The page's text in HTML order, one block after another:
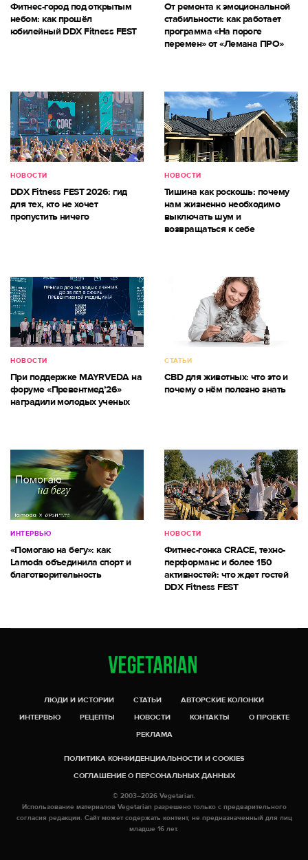
Фитнес-город под открытым
небом: как прошёл
юбилейный DDX Fitness FEST
От ремонта к эмоциональной
стабильности: как работает
программа «На пороге
перемен» от «Лемана ПРО»
НОВОСТИ
DDX Fitness FEST 2026: гид
для тех, кто не хочет
пропустить ничего
НОВОСТИ
Тишина как роскошь: почему
нам жизненно необходимо
выключать шум и
возвращаться к себе
НОВОСТИ
При поддержке MAYRVEDA на
форуме «Превентмед’26»
наградили молодых ученых
СТАТЬИ
CBD для животных: что это и
почему о нём полезно знать
ИНТЕРВЬЮ
«Помогаю на бегу»: как
Lamoda объединила спорт и
благотворительность
НОВОСТИ
Фитнес-гонка CRACE, техно-
перформанс и более 150
активностей: что ждет гостей
DDX Fitness FEST
ЛЮДИ И ИСТОРИИ СТАТЬИ
АВТОРСКИЕ КОЛОНКИ
ИНТЕРВЬЮ
РЕЦЕПТЫ НОВОСТИ КОНТАКТЫ
О ПРОЕКТЕ
РЕКЛАМА
ПОЛИТИКА КОНФИДЕНЦИАЛЬНОСТИ И COOKIES
СОГЛАШЕНИЕ О ПЕРСОНАЛЬНЫХ ДАННЫХ
© 2003–2026 Vegetarian.
Использование материалов Vegetarian разрешено только с предварительного
согласия редакции. Сайт может содержать контент, не предназначенный для лиц
младше 16 лет.